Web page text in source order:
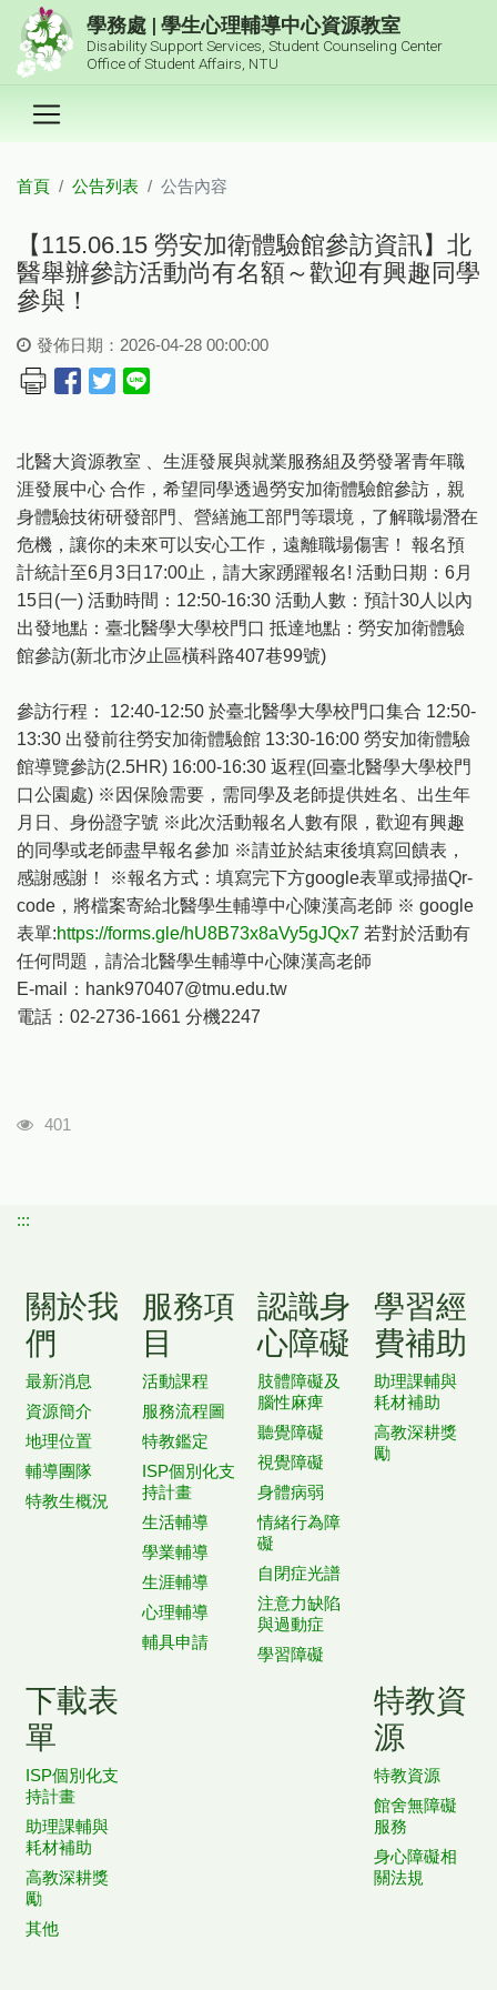
跳到主要內容區塊
學務處 | 學生心理輔導中心資源教室
Disability Support Services, Student Counseling Center
Office of Student Affairs, NTU
首頁 公告列表 公告內容
【115.06.15 勞安加衛體驗館參訪資訊】北
醫舉辦參訪活動尚有名額～歡迎有興趣同學
參與！
發佈日期：2026-04-28 00:00:00
北醫大資源教室 、生涯發展與就業服務組及勞發署青年職
涯發展中心 合作，希望同學透過勞安加衛體驗館參訪，親
身體驗技術研發部門、營繕施工部門等環境，了解職場潛在
危機，讓你的未來可以安心工作，遠離職場傷害！ 報名預
計統計至6月3日17:00止，請大家踴躍報名! 活動日期：6月
15日(一) 活動時間：12:50-16:30 活動人數：預計30人以內
出發地點：臺北醫學大學校門口 抵達地點：勞安加衛體驗
館參訪(新北市汐止區橫科路407巷99號)
參訪行程： 12:40-12:50 於臺北醫學大學校門口集合 12:50-
13:30 出發前往勞安加衛體驗館 13:30-16:00 勞安加衛體驗
館導覽參訪(2.5HR) 16:00-16:30 返程(回臺北醫學大學校門
口公園處) ※因保險需要，需同學及老師提供姓名、出生年
月日、身份證字號 ※此次活動報名人數有限，歡迎有興趣
的同學或老師盡早報名參加 ※請並於結束後填寫回饋表，
感謝感謝！ ※報名方式：填寫完下方google表單或掃描Qr-
code，將檔案寄給北醫學生輔導中心陳漢高老師 ※ google
表單:https://forms.gle/hU8B73x8aVy5gJQx7 若對於活動有
任何問題，請洽北醫學生輔導中心陳漢高老師
E-mail：hank970407@tmu.edu.tw
電話：02-2736-1661 分機2247
瀏覽人次
401
:::
關於我
們
最新消息
資源簡介
地理位置
輔導團隊
特教生概況
服務項
目
活動課程
服務流程圖
特教鑑定
ISP個別化支
持計畫
生活輔導
學業輔導
生涯輔導
心理輔導
輔具申請
認識身
心障礙
肢體障礙及
腦性麻痺
聽覺障礙
視覺障礙
身體病弱
情緒行為障
礙
自閉症光譜
注意力缺陷
與過動症
學習障礙
學習經
費補助
助理課輔與
耗材補助
高教深耕獎
勵
下載表
單
ISP個別化支
持計畫
助理課輔與
耗材補助
高教深耕獎
勵
其他
特教資
源
特教資源
館舍無障礙
服務
身心障礙相
關法規